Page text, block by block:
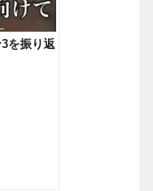
を振り返